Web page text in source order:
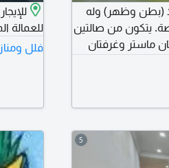
(بطن وظهر) وله
يتكون من صالتين
منهم غرفتان ماستر وغرفتان
وغرفة سائق مع
للعمالة
فلل
5